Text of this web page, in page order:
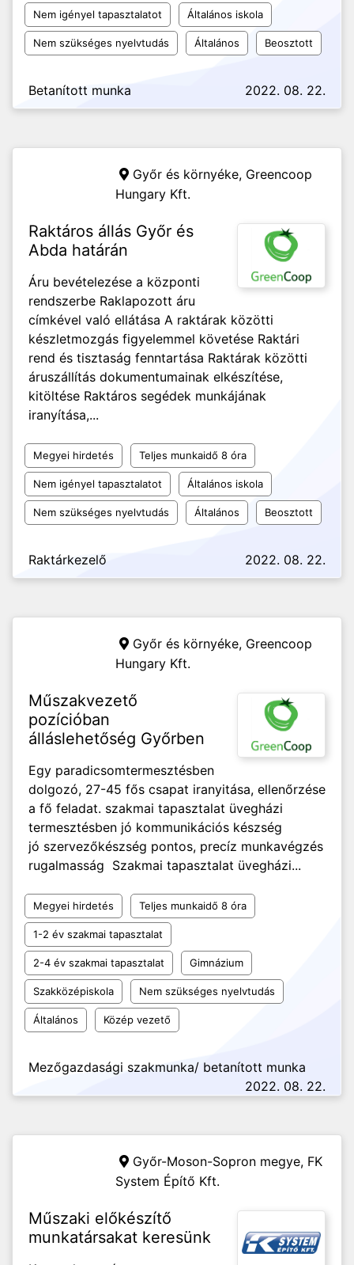
Nem igényel tapasztalatot Általános iskola
Nem szükséges nyelvtudás Általános Beosztott
Betanított munka 2022. 08. 22.
Győr és környéke, Greencoop
Hungary Kft.
Raktáros állás Győr és
Abda határán
Áru bevételezése a központi
rendszerbe Raklapozott áru
címkével való ellátása A raktárak közötti
készletmozgás figyelemmel követése Raktári
rend és tisztaság fenntartása Raktárak közötti
áruszállítás dokumentumainak elkészítése,
kitöltése Raktáros segédek munkájának
iranyítása,...
Megyei hirdetés Teljes munkaidő 8 óra
Nem igényel tapasztalatot Általános iskola
Nem szükséges nyelvtudás Általános Beosztott
Raktárkezelő 2022. 08. 22.
Győr és környéke, Greencoop
Hungary Kft.
Műszakvezető
pozícióban
álláslehetőség Győrben
Egy paradicsomtermesztésben
dolgozó, 27-45 fős csapat iranyitása, ellenőrzése
a fő feladat. szakmai tapasztalat üvegházi
termesztésben jó kommunikációs készség
jó szervezőkészség pontos, precíz munkavégzés
rugalmasság Szakmai tapasztalat üvegházi...
Megyei hirdetés Teljes munkaidő 8 óra
1-2 év szakmai tapasztalat
2-4 év szakmai tapasztalat Gimnázium
Szakközépiskola Nem szükséges nyelvtudás
Általános Közép vezető
Mezőgazdasági szakmunka/ betanított munka
2022. 08. 22.
Győr-Moson-Sopron megye, FK
System Építő Kft.
Műszaki előkészítő
munkatársakat keresünk